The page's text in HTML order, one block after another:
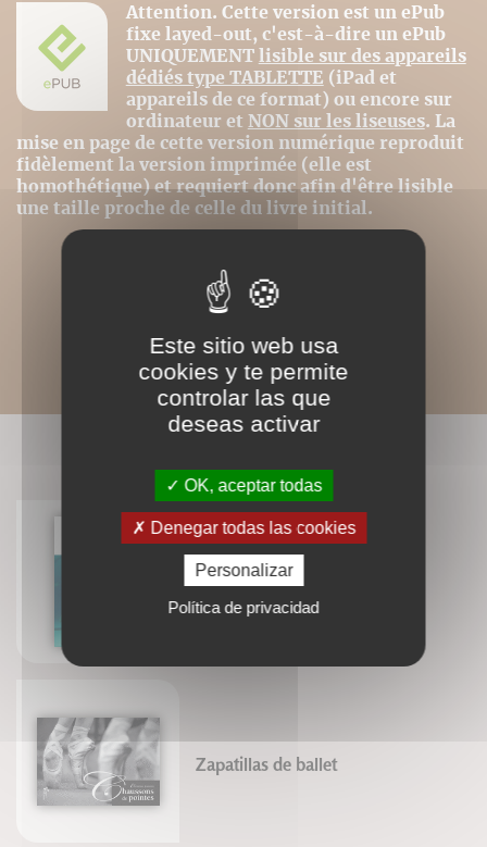
Attention. Cette version est un ePub
fixe layed-out, c'est-à-dire un ePub
UNIQUEMENTlisible sur des appareils
dédiés type TABLETTE (iPad et
appareils de ce format) ou encore sur
ordinateur et NON sur les liseuses. La
mise en page de cette version numérique reproduit
fidèlement la version imprimée (elle est
homothétique) et requiert donc afin d'être lisible
une taille proche de celle du livre initial.
Nager en apnée
Luc Collard
Zapatillas de ballet
Este sitio web usa
cookies y te permite
controlar las que
deseas activar
OK, aceptar todas
Denegar todas las cookies
Personalizar
Política de privacidad